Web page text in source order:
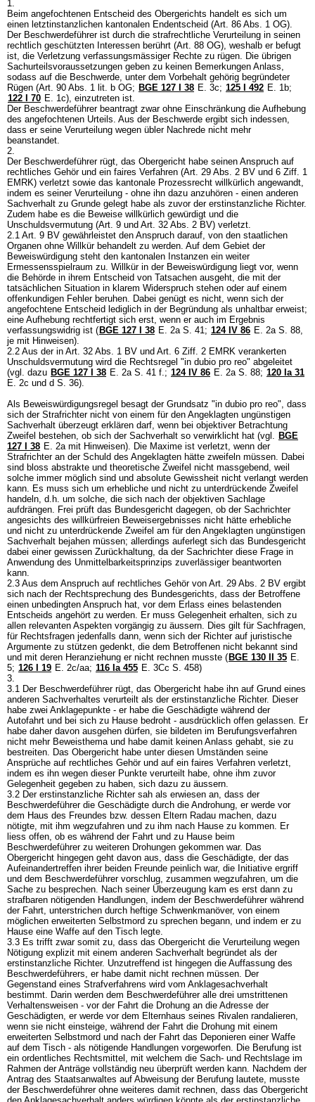
1.
Beim angefochtenen Entscheid des Obergerichts handelt es sich um
einen letztinstanzlichen kantonalen Endentscheid (Art. 86 Abs. 1 OG).
Der Beschwerdeführer ist durch die strafrechtliche Verurteilung in seinen
rechtlich geschützten Interessen berührt (Art. 88 OG), weshalb er befugt
ist, die Verletzung verfassungsmässiger Rechte zu rügen. Die übrigen
Sachurteilsvoraussetzungen geben zu keinen Bemerkungen Anlass,
sodass auf die Beschwerde, unter dem Vorbehalt gehörig begründeter
Rügen (Art. 90 Abs. 1 lit. b OG; BGE 127 I 38 E. 3c; 125 I 492 E. 1b;
122 I 70 E. 1c), einzutreten ist.
Der Beschwerdeführer beantragt zwar ohne Einschränkung die Aufhebung
des angefochtenen Urteils. Aus der Beschwerde ergibt sich indessen,
dass er seine Verurteilung wegen übler Nachrede nicht mehr
beanstandet.
2.
Der Beschwerdeführer rügt, das Obergericht habe seinen Anspruch auf
rechtliches Gehör und ein faires Verfahren (Art. 29 Abs. 2 BV und 6 Ziff. 1
EMRK) verletzt sowie das kantonale Prozessrecht willkürlich angewandt,
indem es seiner Verurteilung - ohne ihn dazu anzuhören - einen anderen
Sachverhalt zu Grunde gelegt habe als zuvor der erstinstanzliche Richter.
Zudem habe es die Beweise willkürlich gewürdigt und die
Unschuldsvermutung (Art. 9 und Art. 32 Abs. 2 BV) verletzt.
2.1 Art. 9 BV gewährleistet den Anspruch darauf, von den staatlichen
Organen ohne Willkür behandelt zu werden. Auf dem Gebiet der
Beweiswürdigung steht den kantonalen Instanzen ein weiter
Ermessensspielraum zu. Willkür in der Beweiswürdigung liegt vor, wenn
die Behörde in ihrem Entscheid von Tatsachen ausgeht, die mit der
tatsächlichen Situation in klarem Widerspruch stehen oder auf einem
offenkundigen Fehler beruhen. Dabei genügt es nicht, wenn sich der
angefochtene Entscheid lediglich in der Begründung als unhaltbar erweist;
eine Aufhebung rechtfertigt sich erst, wenn er auch im Ergebnis
verfassungswidrig ist ( BGE 127 I 38 E. 2a S. 41; 124 IV 86 E. 2a S. 88,
je mit Hinweisen).
2.2 Aus der in Art. 32 Abs. 1 BV und Art. 6 Ziff. 2 EMRK verankerten
Unschuldsvermutung wird die Rechtsregel "in dubio pro reo" abgeleitet
(vgl. dazu BGE 127 I 38 E. 2a S. 41 f.; 124 IV 86 E. 2a S. 88; 120 Ia 31
E. 2c und d S. 36).
Als Beweiswürdigungsregel besagt der Grundsatz "in dubio pro reo", dass
sich der Strafrichter nicht von einem für den Angeklagten ungünstigen
Sachverhalt überzeugt erklären darf, wenn bei objektiver Betrachtung
Zweifel bestehen, ob sich der Sachverhalt so verwirklicht hat (vgl. BGE
127 I 38 E. 2a mit Hinweisen). Die Maxime ist verletzt, wenn der
Strafrichter an der Schuld des Angeklagten hätte zweifeln müssen. Dabei
sind bloss abstrakte und theoretische Zweifel nicht massgebend, weil
solche immer möglich sind und absolute Gewissheit nicht verlangt werden
kann. Es muss sich um erhebliche und nicht zu unterdrückende Zweifel
handeln, d.h. um solche, die sich nach der objektiven Sachlage
aufdrängen. Frei prüft das Bundesgericht dagegen, ob der Sachrichter
angesichts des willkürfreien Beweisergebnisses nicht hätte erhebliche
und nicht zu unterdrückende Zweifel am für den Angeklagten ungünstigen
Sachverhalt bejahen müssen; allerdings auferlegt sich das Bundesgericht
dabei einer gewissen Zurückhaltung, da der Sachrichter diese Frage in
Anwendung des Unmittelbarkeitsprinzips zuverlässiger beantworten
kann.
2.3 Aus dem Anspruch auf rechtliches Gehör von Art. 29 Abs. 2 BV ergibt
sich nach der Rechtsprechung des Bundesgerichts, dass der Betroffene
einen unbedingten Anspruch hat, vor dem Erlass eines belastenden
Entscheids angehört zu werden. Er muss Gelegenheit erhalten, sich zu
allen relevanten Aspekten vorgängig zu äussern. Dies gilt für Sachfragen,
für Rechtsfragen jedenfalls dann, wenn sich der Richter auf juristische
Argumente zu stützen gedenkt, die dem Betroffenen nicht bekannt sind
und mit deren Heranziehung er nicht rechnen musste ( BGE 130 II 35 E.
5; 126 I 19 E. 2c/aa; 116 Ia 455 E. 3Cc S. 458)
3.
3.1 Der Beschwerdeführer rügt, das Obergericht habe ihn auf Grund eines
anderen Sachverhaltes verurteilt als der erstinstanzliche Richter. Dieser
habe zwei Anklagepunkte - er habe die Geschädigte während der
Autofahrt und bei sich zu Hause bedroht - ausdrücklich offen gelassen. Er
habe daher davon ausgehen dürfen, sie bildeten im Berufungsverfahren
nicht mehr Beweisthema und habe damit keinen Anlass gehabt, sie zu
bestreiten. Das Obergericht habe unter diesen Umständen seine
Ansprüche auf rechtliches Gehör und auf ein faires Verfahren verletzt,
indem es ihn wegen dieser Punkte verurteilt habe, ohne ihm zuvor
Gelegenheit gegeben zu haben, sich dazu zu äussern.
3.2 Der erstinstanzliche Richter sah als erwiesen an, dass der
Beschwerdeführer die Geschädigte durch die Androhung, er werde vor
dem Haus des Freundes bzw. dessen Eltern Radau machen, dazu
nötigte, mit ihm wegzufahren und zu ihm nach Hause zu kommen. Er
liess offen, ob es während der Fahrt und zu Hause beim
Beschwerdeführer zu weiteren Drohungen gekommen war. Das
Obergericht hingegen geht davon aus, dass die Geschädigte, der das
Aufeinandertreffen ihrer beiden Freunde peinlich war, die Initiative ergriff
und dem Beschwerdeführer vorschlug, zusammen wegzufahren, um die
Sache zu besprechen. Nach seiner Überzeugung kam es erst dann zu
strafbaren nötigenden Handlungen, indem der Beschwerdeführer während
der Fahrt, unterstrichen durch heftige Schwenkmanöver, von einem
möglichen erweiterten Selbstmord zu sprechen begann, und indem er zu
Hause eine Waffe auf den Tisch legte.
3.3 Es trifft zwar somit zu, dass das Obergericht die Verurteilung wegen
Nötigung explizit mit einem anderen Sachverhalt begründet als der
erstinstanzliche Richter. Unzutreffend ist hingegen die Auffassung des
Beschwerdeführers, er habe damit nicht rechnen müssen. Der
Gegenstand eines Strafverfahrens wird vom Anklagesachverhalt
bestimmt. Darin werden dem Beschwerdeführer alle drei umstrittenen
Verhaltensweisen - vor der Fahrt die Drohung an die Adresse der
Geschädigten, er werde vor dem Elternhaus seines Rivalen randalieren,
wenn sie nicht einsteige, während der Fahrt die Drohung mit einem
erweiterten Selbstmord und nach der Fahrt das Deponieren einer Waffe
auf dem Tisch - als nötigende Handlungen vorgeworfen. Die Berufung ist
ein ordentliches Rechtsmittel, mit welchem die Sach- und Rechtslage im
Rahmen der Anträge vollständig neu überprüft werden kann. Nachdem der
Antrag des Staatsanwaltes auf Abweisung der Berufung lautete, musste
der Beschwerdeführer ohne weiteres damit rechnen, dass das Obergericht